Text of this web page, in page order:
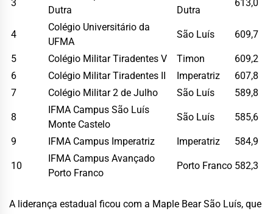
3
Dutra
Dutra
613,0
4
Colégio Universitário da
UFMA
São Luís 609,7
5 Colégio Militar Tiradentes V Timon
609,2
6
Colégio Militar Tiradentes II Imperatriz
607,8
7
Colégio Militar 2 de Julho São Luís 589,8
8
IFMA Campus São Luís
Monte Castelo
São Luís 585,6
9 IFMA Campus Imperatriz Imperatriz 584,9
10
IFMA Campus Avançado
Porto Franco
Porto Franco 582,3
A liderança estadual ficou com a Maple Bear São Luís, que